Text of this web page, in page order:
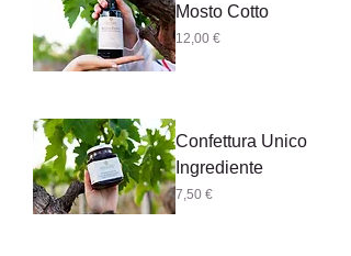
Mosto Cotto
Prezzo
12,00 €
Confettura Unico
Ingrediente
Prezzo
7,50 €